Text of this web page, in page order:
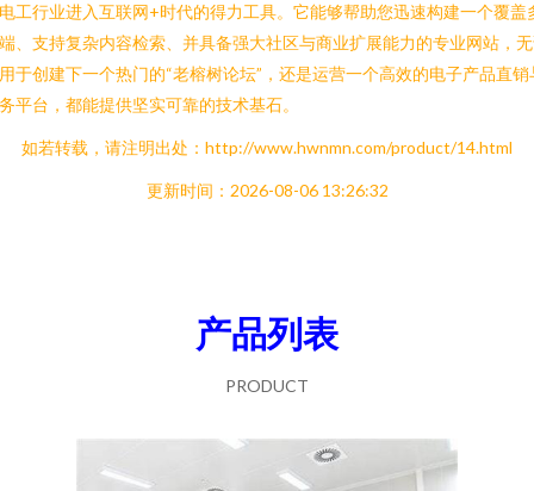
工行业进入互联网+时代的得力工具。它能够帮助您迅速构建一个覆盖
、支持复杂内容检索、并具备强大社区与商业扩展能力的专业网站，
于创建下一个热门的“老榕树论坛”，还是运营一个高效的电子产品直销
平台，都能提供坚实可靠的技术基石。
如若转载，请注明出处：http://www.hwnmn.com/product/14.html
更新时间：2026-08-06 13:26:32
产品列表
PRODUCT